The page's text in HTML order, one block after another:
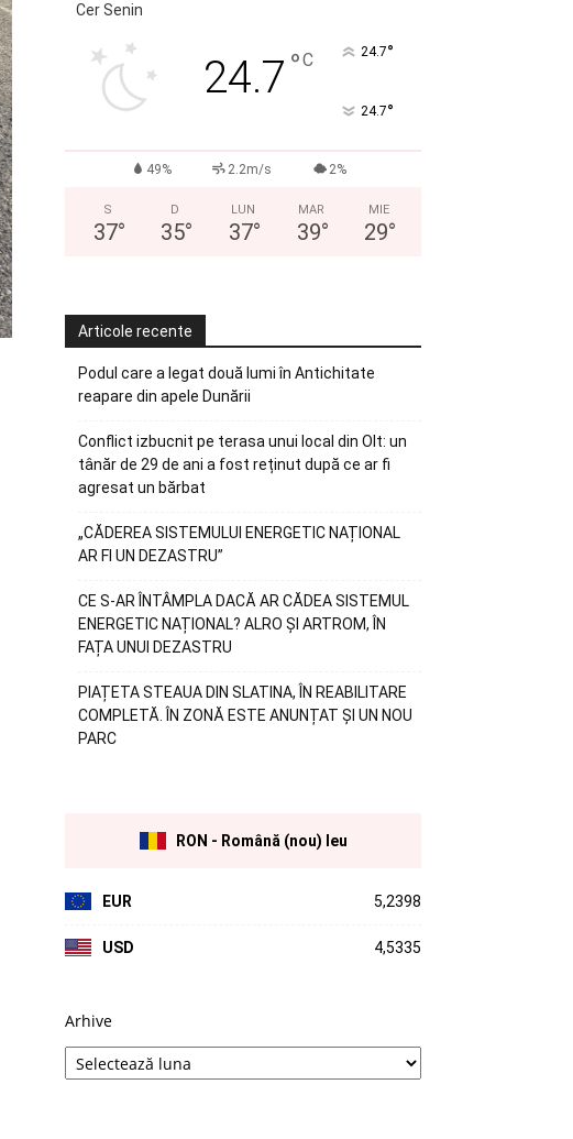
Cer Senin
24.7 °C 24.7°
24.7°
49% 2.2m/s 2%
S
37°
D
35°
LUN
37°
MAR
39°
MIE
29°
Articole recente
Podul care a legat două lumi în Antichitate
reapare din apele Dunării
Conflict izbucnit pe terasa unui local din Olt: un
tânăr de 29 de ani a fost reținut după ce ar fi
agresat un bărbat
„CĂDEREA SISTEMULUI ENERGETIC NAȚIONAL
AR FI UN DEZASTRU”
CE S-AR ÎNTÂMPLA DACĂ AR CĂDEA SISTEMUL
ENERGETIC NAȚIONAL? ALRO ȘI ARTROM, ÎN
FAȚA UNUI DEZASTRU
PIAȚETA STEAUA DIN SLATINA, ÎN REABILITARE
COMPLETĂ. ÎN ZONĂ ESTE ANUNȚAT ȘI UN NOU
PARC
RON - Română (nou) leu
EUR 5,2398
USD 4,5335
Arhive